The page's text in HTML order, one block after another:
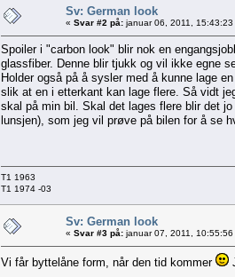
Sv: German look
« Svar #2 på: januar 06, 2011, 15:43:23
Spoiler i "carbon look" blir nok en
glassfiber. Denne blir tjukk og vil ikke egne
Holder også på å sysler med å kunne lage
slik at en i etterkant kan lage flere. Så vidt
skal på min bil. Skal det lages flere blir det
lunsjen), som jeg vil prøve på bilen for å se
T1 1963
T1 1974 -03
Sv: German look
« Svar #3 på: januar 07, 2011, 10:55:56
Vi får byttelåne form, når den tid kommer